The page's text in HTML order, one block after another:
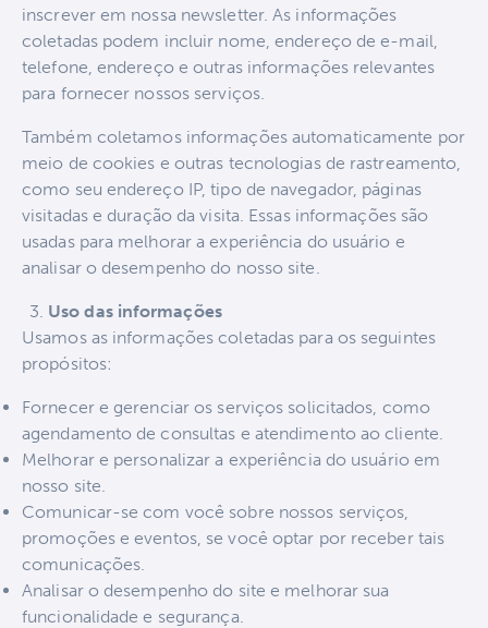
inscrever em nossa newsletter. As informações
coletadas podem incluir nome, endereço de e-mail,
telefone, endereço e outras informações relevantes
para fornecer nossos serviços.
Também coletamos informações automaticamente por
meio de cookies e outras tecnologias de rastreamento,
como seu endereço IP, tipo de navegador, páginas
visitadas e duração da visita. Essas informações são
usadas para melhorar a experiência do usuário e
analisar o desempenho do nosso site.
Uso das informações
Usamos as informações coletadas para os seguintes
propósitos:
Fornecer e gerenciar os serviços solicitados, como
agendamento de consultas e atendimento ao cliente.
Melhorar e personalizar a experiência do usuário em
nosso site.
Comunicar-se com você sobre nossos serviços,
promoções e eventos, se você optar por receber tais
comunicações.
Analisar o desempenho do site e melhorar sua
funcionalidade e segurança.